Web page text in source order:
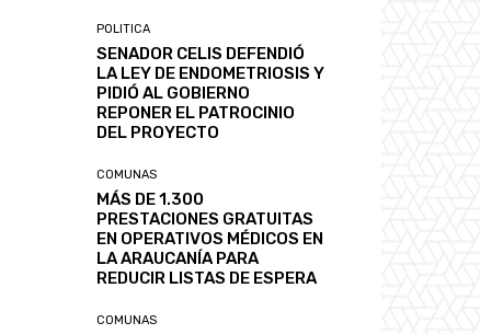
POLITICA
SENADOR CELIS DEFENDIÓ
LA LEY DE ENDOMETRIOSIS Y
PIDIÓ AL GOBIERNO
REPONER EL PATROCINIO
DEL PROYECTO
COMUNAS
MÁS DE 1.300
PRESTACIONES GRATUITAS
EN OPERATIVOS MÉDICOS EN
LA ARAUCANÍA PARA
REDUCIR LISTAS DE ESPERA
COMUNAS